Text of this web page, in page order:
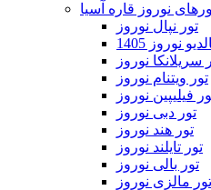
نوروز قاره آسیا
تور نپال نوروز
نوروز 1405
سریلانکا نوروز
تور ویتنام نوروز
فیلیپین نوروز
تور دبی نوروز
تور هند نوروز
تور تایلند نوروز
تور بالی نوروز
تور مالزی نوروز